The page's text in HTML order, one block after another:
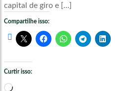
capital de giro e […]
Compartilhe isso:
Curtir isso:
Carregando...